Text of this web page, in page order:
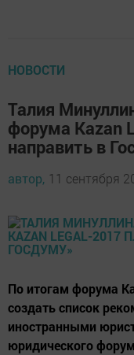
НОВОСТИ
Талия
форума Kazan
направить в
автор, 11 сентября
По итогам форума
создать список
иностранными
юридического